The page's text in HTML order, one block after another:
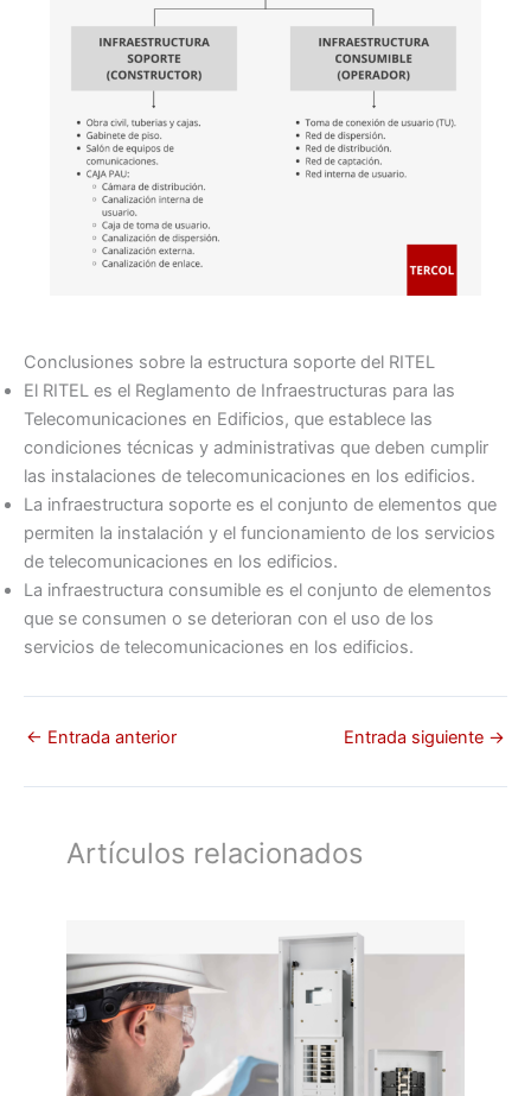
Conclusiones sobre la estructura soporte del RITEL
El RITEL es el Reglamento de Infraestructuras para las
Telecomunicaciones en Edificios, que establece las
condiciones técnicas y administrativas que deben cumplir
las instalaciones de telecomunicaciones en los edificios.
La infraestructura soporte es el conjunto de elementos que
permiten la instalación y el funcionamiento de los servicios
de telecomunicaciones en los edificios.
La infraestructura consumible es el conjunto de elementos
que se consumen o se deterioran con el uso de los
servicios de telecomunicaciones en los edificios.
← Entrada anterior Entrada siguiente →
Artículos relacionados